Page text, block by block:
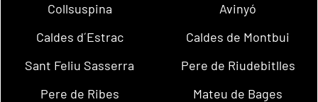
Collsuspina
Avinyó
Caldes d´Estrac
Caldes de Montbui
Sant Feliu Sasserra
Pere de Riudebitlles
Pere de Ribes
Mateu de Bages